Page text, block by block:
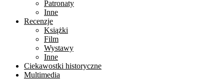
Patronaty
Inne
Recenzje
Książki
Film
Wystawy
Inne
Ciekawostki historyczne
Multimedia